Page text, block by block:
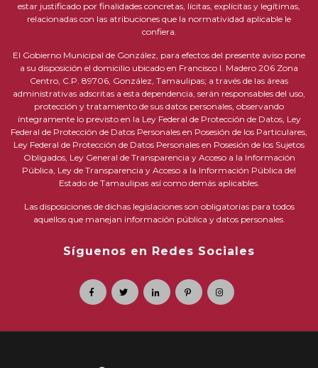
estar justificado por finalidades concretas, lícitas, explícitas y legítimas,
relacionadas con las atribuciones que la normatividad aplicable le
confiera.
El Gobierno Municipal de González, para efectos del presente aviso pone
a su disposición el domicilio ubicado en Francisco I. Madero 206 Zona
Centro, C.P. 89706, González, Tamaulipas; a través de las áreas
administrativas adscritas a esta dependencia, serán responsables del uso,
protección y tratamiento de sus datos personales, observando
íntegramente lo previsto en la Ley Federal de Protección de Datos, Ley
Federal de Protección de Datos Personales en Posesión de los Particulares,
Ley Federal de Protección de Datos Personales en Posesión de los Sujetos
Obligados, Ley General de Transparencia y Acceso a la Información
Pública, Ley de Transparencia y Acceso a la Información Pública del
Estado de Tamaulipas así como demás aplicables.
Las disposiciones de dichas legislaciones son obligatorias para todos
aquellos que manejan información pública y datos personales.
Síguenos en Redes Sociales